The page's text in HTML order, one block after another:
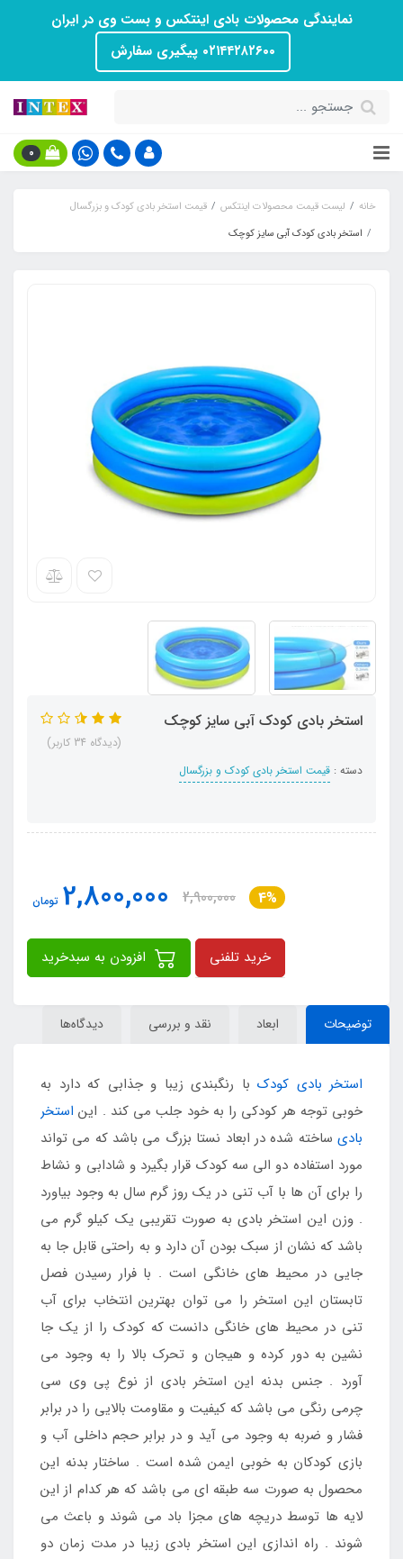
نمایندگی محصولات بادی اینتکس و بست وی در ایران
۰۲۱۴۴۲۸۲۶۰۰ پیگیری سفارش
0
خانه لیست قیمت محصولات اینتکس
قیمت استخر بادی کودک و بزرگسال
استخر بادی کودک آبی سایز کوچک
استخر بادی کودک آبی سایز کوچک
دسته : قیمت استخر بادی کودک و بزرگسال
(دیدگاه 34 کاربر)
4%
2,900,000
2,800,000 تومان
خرید تلفنی
توضیحات ابعاد نقد و بررسی دیدگاه‌ها
استخر بادی کودک با رنگبندی زیبا و جذابی که دارد به
خوبی توجه هر کودکی را به خود جلب می کند . این استخر
بادی ساخته شده در ابعاد نستا بزرگ می باشد که می تواند
مورد استفاده دو الی سه کودک قرار بگیرد و شادابی و نشاط
را برای آن ها با آب تنی در یک روز گرم سال به وجود بیاورد
. وزن این استخر بادی به صورت تقریبی یک کیلو گرم می
باشد که نشان از سبک بودن آن دارد و به راحتی قابل جا به
جایی در محیط های خانگی است . با فرار رسیدن فصل
تابستان این استخر را می توان بهترین انتخاب برای آب
تنی در محیط های خانگی دانست که کودک را از یک جا
نشین به دور کرده و هیجان و تحرک بالا را به وجود می
آورد . جنس بدنه این استخر بادی از نوع پی وی سی
چرمی رنگی می باشد که کیفیت و مقاومت بالایی را در برابر
فشار و ضربه به وجود می آید و در برابر حجم داخلی آب و
بازی کودکان به خوبی ایمن شده است . ساختار بدنه این
محصول به صورت سه طبقه ای می باشد که هر کدام از این
لایه ها توسط دریچه های مجزا باد می شوند و باعث می
شوند . راه اندازی این استخر بادی زیبا در مدت زمان دو